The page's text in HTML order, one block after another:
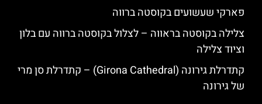
פארקי שעשועים בקוסטה ברווה
צלילה בקוסטה בראווה – לצלול בקוסטה ברווה עם בלון
וציוד צלילה
קתדרלת גירונה (Girona Cathedral) – קתדרלת סן מרי
של גירונה